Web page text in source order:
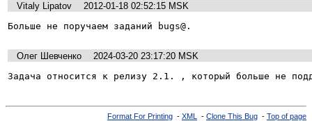
Vitaly Lipatov
2012-01-18 02:52:15 MSK
Больше не поручаем заданий bugs@.
Олег Шевченко
2024-03-20 23:17:20 MSK
Задача относится к релизу 2.1. , который больше не
Format For Printing - XML - Clone This Bug - Top of page